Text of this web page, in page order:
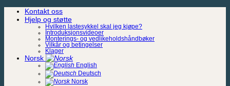
Skip
Kontakt oss
Hjelp og støtte
Hvilken lastesykkel skal jeg kjøpe?
Introduksjonsvideoer
Monterings- og vedlikeholdshåndbøker
Vilkår og betingelser
Klager
Norsk
English
Deutsch
Norsk